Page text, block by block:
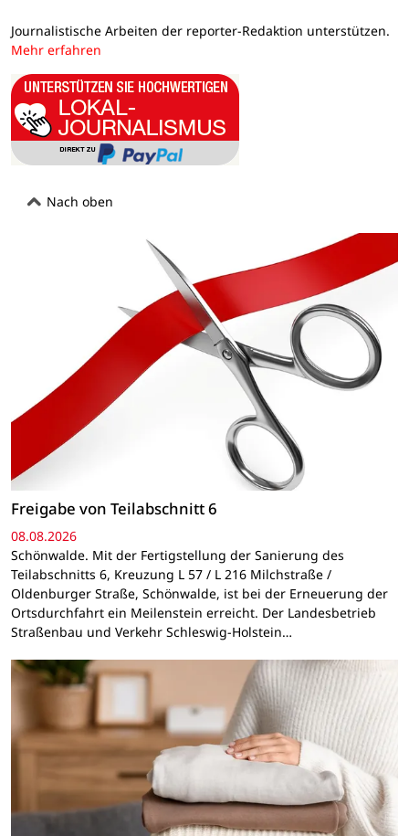
Journalistische Arbeiten der reporter-Redaktion unterstützen.
Mehr erfahren
Nach oben
Freigabe von Teilabschnitt 6
08.08.2026
Schönwalde. Mit der Fertigstellung der Sanierung des
Teilabschnitts 6, Kreuzung L 57 / L 216 Milchstraße /
Oldenburger Straße, Schönwalde, ist bei der Erneuerung der
Ortsdurchfahrt ein Meilenstein erreicht. Der Landesbetrieb
Straßenbau und Verkehr Schleswig-Holstein…